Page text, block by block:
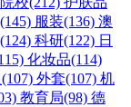
服装(136) 澳
科研(122) 日
化妆品(114)
外套(107) 机
教育局(98) 德